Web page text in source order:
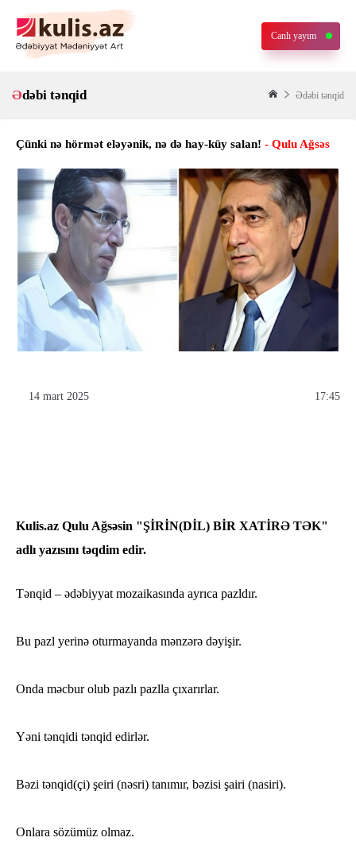
Canlı yayım
Ədəbi tənqid Ədəbi tənqid
Çünki nə hörmət eləyənik, nə də hay-küy salan! - Qulu Ağsəs
14 mart 2025 17:45
Kulis.az Qulu Ağsəsin "ŞİRİN(DİL) BİR XATİRƏ TƏK"
adlı yazısını təqdim edir.
Tənqid – ədəbiyyat mozaikasında ayrıca pazldır.
Bu pazl yerinə oturmayanda mənzərə dəyişir.
Onda məcbur olub pazlı pazlla çıxarırlar.
Yəni tənqidi tənqid edirlər.
Bəzi tənqid(çi) şeiri (nəsri) tanımır, bəzisi şairi (nasiri).
Onlara sözümüz olmaz.